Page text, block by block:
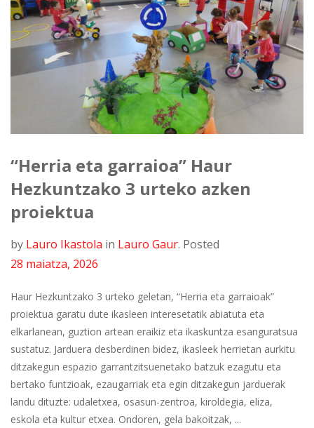
“Herria eta garraioa” Haur
Hezkuntzako 3 urteko azken
proiektua
by Lauro Ikastola in Lauro Gaur. Posted
28 maiatza, 2026
Haur Hezkuntzako 3 urteko geletan, “Herria eta garraioak”
proiektua garatu dute ikasleen interesetatik abiatuta eta
elkarlanean, guztion artean eraikiz eta ikaskuntza esanguratsua
sustatuz. Jarduera desberdinen bidez, ikasleek herrietan aurkitu
ditzakegun espazio garrantzitsuenetako batzuk ezagutu eta
bertako funtzioak, ezaugarriak eta egin ditzakegun jarduerak
landu dituzte: udaletxea, osasun-zentroa, kiroldegia, eliza,
eskola eta kultur etxea. Ondoren, gela bakoitzak, ...